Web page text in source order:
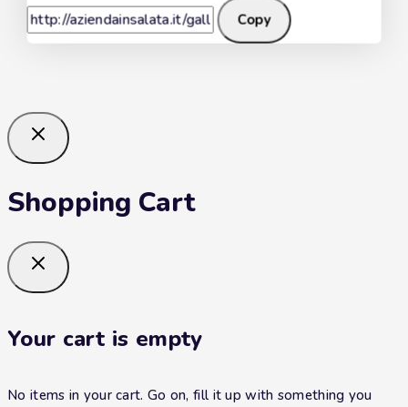
Copy
Shopping Cart
Your cart is empty
No items in your cart. Go on, fill it up with something you